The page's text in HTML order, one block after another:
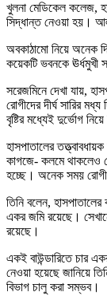
খুলনা মেডিকেল কলেজ,
সিদ্ধান্ত নেওয়া হয়।
অবকাঠামো নিয়ে অনেক
কয়েকটি ভবনকে ঊর্ধমুখী
সরেজমিনে দেখা যায়,
রোগীদের দীর্ঘ সারির
বৃষ্টির মধ্যেই দুর্ভোগ
হাসপাতালের
কাগজে- কলমে থাকলেও
হচ্ছে। অনেক সময়
তিনি বলেন,
একর জমি রয়েছে।
রয়েছে।
একই বাউন্ডারিতে চার
নেওয়া হয়েছে জানিয়ে
বিভাগ চালু করা সম্ভব।